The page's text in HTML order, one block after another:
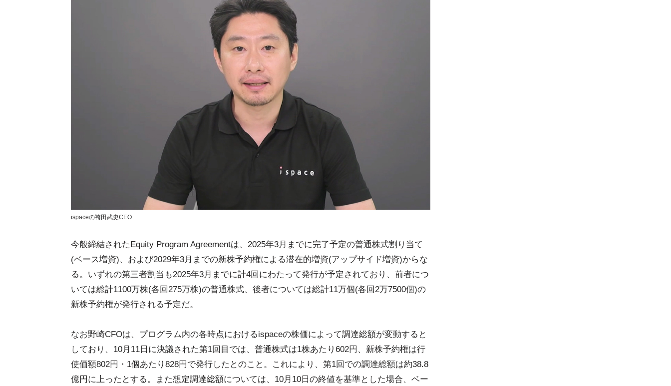
ispaceの袴田武史CEO
今般締結されたEquity Program Agreementは、2025年3月までに完了予定の普通株式割り当て
(ベース増資)、および2029年3月までの新株予約権による潜在的増資(アップサイド増資)からな
る。いずれの第三者割当も2025年3月までに計4回にわたって発行が予定されており、前者につ
いては総計1100万株(各回275万株)の普通株式、後者については総計11万個(各回2万7500個)の
新株予約権が発行される予定だ。
なお野崎CFOは、プログラム内の各時点におけるispaceの株価によって調達総額が変動すると
しており、10月11日に決議された第1回目では、普通株式は1株あたり602円、新株予約権は行
使価額802円・1個あたり828円で発行したとのこと。これにより、第1回での調達総額は約38.8
億円に上ったとする。また想定調達総額については、10月10日の終値を基準とした場合、ベー